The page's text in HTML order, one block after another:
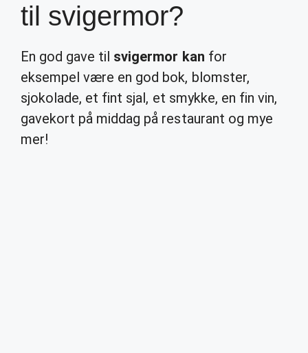
til svigermor?
En god gave til svigermor kan for
eksempel være en god bok, blomster,
sjokolade, et fint sjal, et smykke, en fin vin,
gavekort på middag på restaurant og mye
mer!